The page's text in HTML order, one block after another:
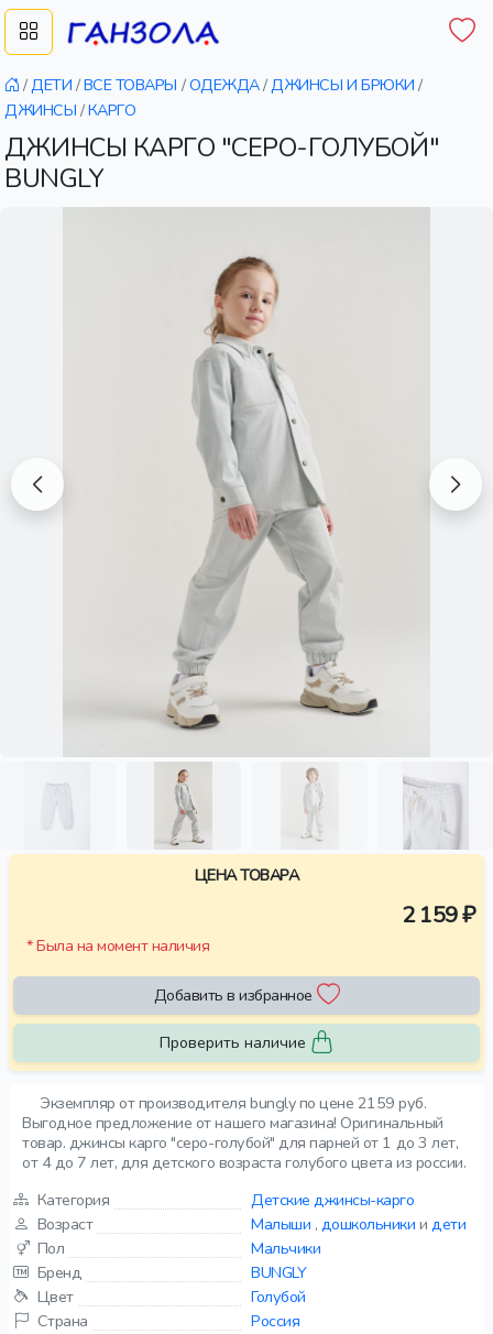
/ДЕТИ /ВСЕ ТОВАРЫ /ОДЕЖДА/ДЖИНСЫ И БРЮКИ /
ДЖИНСЫ /КАРГО
ДЖИНСЫ КАРГО "СЕРО-ГОЛУБОЙ"
BUNGLY
Экземпляр от производителя bungly по цене 2159 руб.
Выгодное предложение от нашего магазина! Оригинальный
товар. джинсы карго "серо-голубой" для парней от 1 до 3 лет,
от 4 до 7 лет, для детского возраста голубого цвета из россии.
Категория
Детские джинсы-карго
Возраст
Малыши , дошкольники и дети
Пол
Мальчики
Бренд
BUNGLY
Цвет
Голубой
Страна
Россия
ЦЕНА ТОВАРА
2 159 ₽
* Была на момент наличия
Добавить в избранное
Проверить наличие